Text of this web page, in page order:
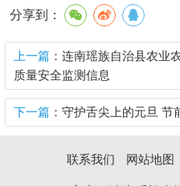
分享到：
上一篇 ：连南瑶族自治县农业
质量安全监测信息
下一篇 ：守护舌尖上的元旦
联系我们 网站地图